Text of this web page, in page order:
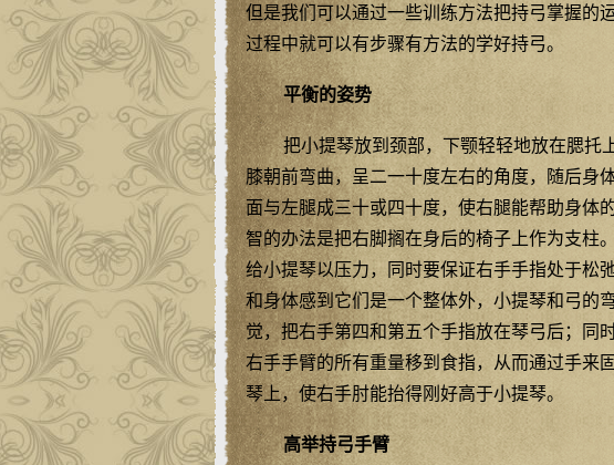
但是我们可以通过一些训练方法把持弓掌握的
过程中就可以有步骤有方法的学好持弓。
平衡的姿势
把小提琴放到颈部，下颚轻轻地放在腮托
膝朝前弯曲，呈二一十度左右的角度，随后身
面与左腿成三十或四十度，使右腿能帮助身体
智的办法是把右脚搁在身后的椅子上作为支柱
给小提琴以压力，同时要保证右手手指处于松
和身体感到它们是一个整体外，小提琴和弓的
觉，把右手第四和第五个手指放在琴弓后；同
右手手臂的所有重量移到食指，从而通过手来
琴上，使右手肘能抬得刚好高于小提琴。
高举持弓手臂